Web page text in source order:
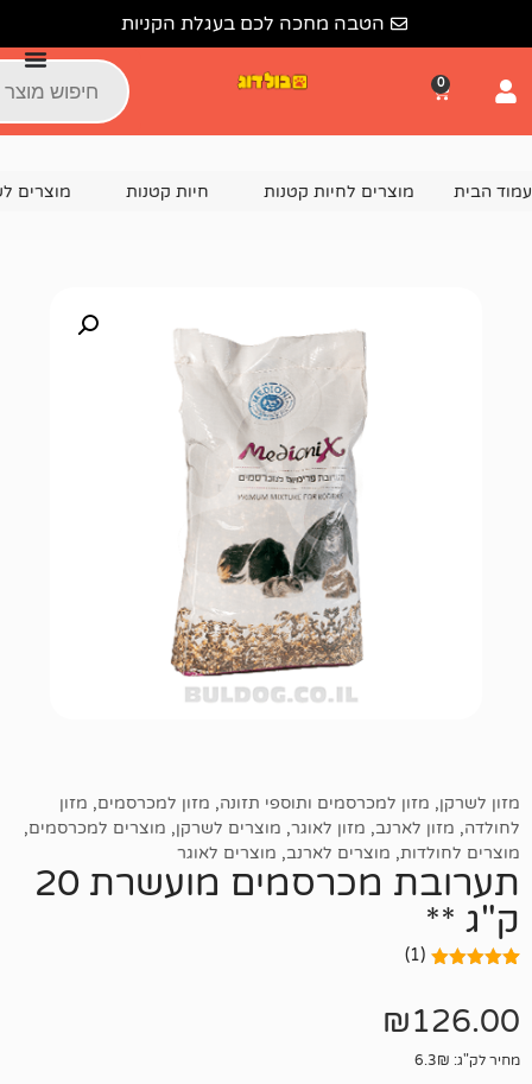
הטבה מחכה לכם בעגלת הקניות
לחיות קטנות חיות קטנות מוצרים לשרקן מזון
למכרסמים ותוספי תזונה,מזון למכרסמים,מזון
,מזון לאוגר ,מוצרים לשרקן,מוצרים למכרסמים,
מוצרים לארנב,מוצרים לאוגר
תערובת מכרסמים מועשרת 20